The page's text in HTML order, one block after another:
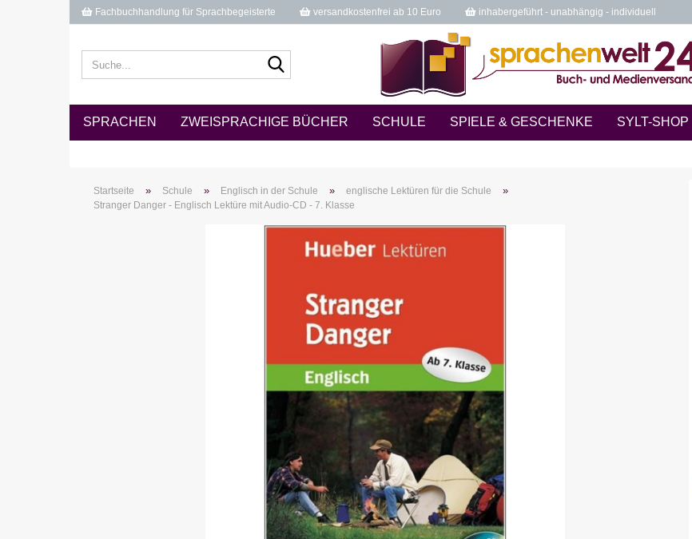
Fachbuchhandlung für Sprachbegeisterte versandkostenfrei ab 10 Euro inhabergeführt - unabhängig - individuell
SPRACHEN ZWEISPRACHIGE BÜCHER SCHULE SPIELE & GESCHENKE SYLT-SHOP
Startseite » Schule » Englisch in der Schule » englische Lektüren für die Schule »
Stranger Danger - Englisch Lektüre mit Audio-CD - 7. Klasse